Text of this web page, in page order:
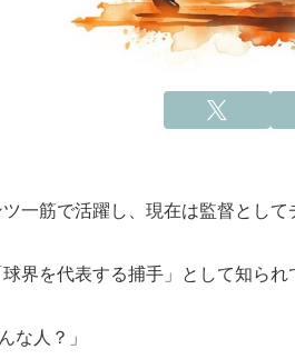
一筋で活躍し、現在は監督とし
界を代表する捕手」として知ら
な人？」